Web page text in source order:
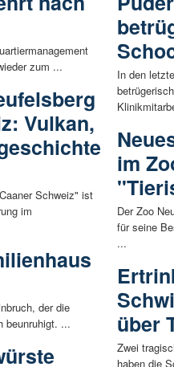
zum ...
Vulkan,
Schweiz" ist
im
der die
beunruhigt. ...
In den
im
Der Zoo
für seine
...
über
Zwei
haben die